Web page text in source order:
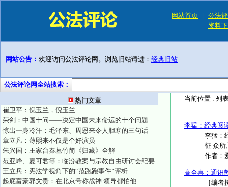
网站首页 | 公法
资料
网站公告： 欢迎访问公法评论网。浏览旧站请进： 经典旧站
公法评论网全站搜索：
热门文章
崔卫平：倪玉兰，倪玉兰
荣剑：中国十问——决定中国未来命运的十个问题
惊出一身冷汗：毛泽东、周恩来令人胆寒的三句话
章立凡：薄熙来不仅是个好演员
朱兴国：王家台秦墓竹简《归藏》全解
范亚峰、夏可君等：临汾教案与宗教自由研讨会纪要
王立兵：宪法学视角下的“范跑跑事件”评析
起底富豪郭文贵：在北京号称战神 领导都怕他
当前位置 : 列
李猛：经典阅
李猛：
征 众所
作者：
高全喜：通识
［编